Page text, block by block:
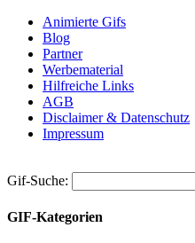
Animierte Gifs
Blog
Partner
Werbematerial
Hilfreiche Links
AGB
Disclaimer & Datenschutz
Impressum
Gif-Suche:
GIF-Kategorien